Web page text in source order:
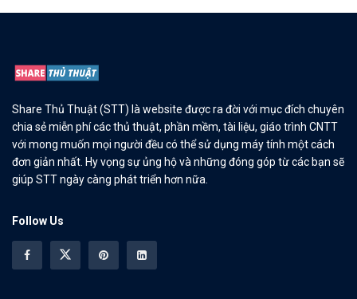
Share Thủ Thuật (STT) là website được ra đời với mục đích chuyên
chia sẻ miễn phí các thủ thuật, phần mềm, tài liệu, giáo trình CNTT
với mong muốn mọi người đều có thể sử dụng máy tính một cách
đơn giản nhất. Hy vọng sự ủng hộ và những đóng góp từ các bạn sẽ
giúp STT ngày càng phát triển hơn nữa.
Follow Us